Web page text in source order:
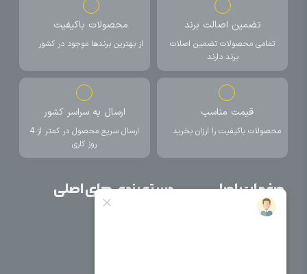
تضمین اصالت برند
تمامی محصولات تضمین اصلات
برند دارند
محصولات باکیفیت
از بهترین برندها موجود در کشور
قیمت مناسب
محصولات باکیفیت را ارزان بخرید
ارسال به سراسر کشور
ارسال سریع محصول در کمتر از 4
روز کاری
صفحات اصلی
خانه
دسته بندی های اصلی